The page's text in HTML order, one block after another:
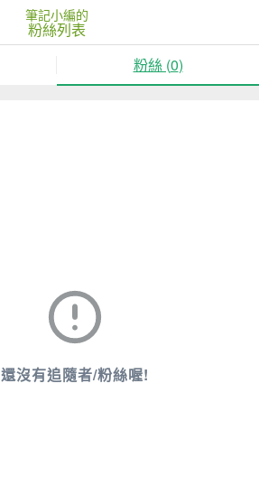
筆記小編的
粉絲列表
粉絲 (0)
還沒有追隨者/粉絲喔!